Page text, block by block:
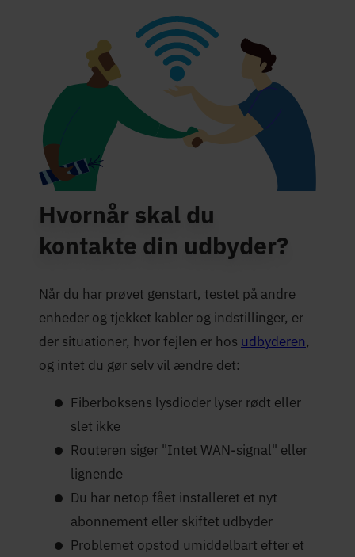
Hvornår skal du
kontakte din udbyder?
Når du har prøvet genstart, testet på andre
enheder og tjekket kabler og indstillinger, er
der situationer, hvor fejlen er hos udbyderen,
og intet du gør selv vil ændre det:
Fiberboksens lysdioder lyser rødt eller
slet ikke
Routeren siger "Intet WAN-signal" eller
lignende
Du har netop fået installeret et nyt
abonnement eller skiftet udbyder
Problemet opstod umiddelbart efter et